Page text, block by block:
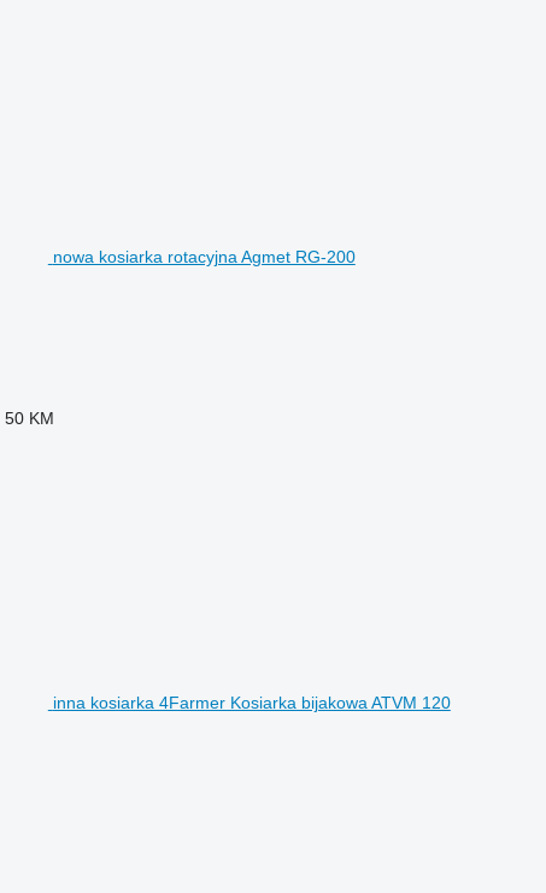
nowa kosiarka rotacyjna Agmet RG-200
50 KM
inna kosiarka 4Farmer Kosiarka bijakowa ATVM 120